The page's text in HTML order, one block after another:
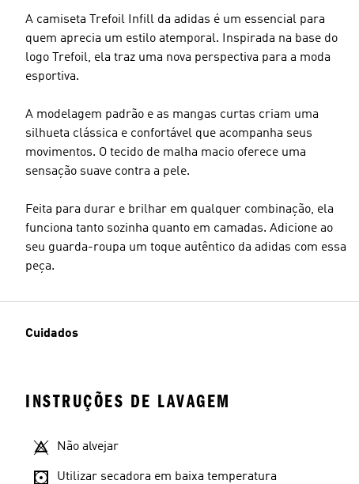
A camiseta Trefoil Infill da adidas é um essencial para
quem aprecia um estilo atemporal. Inspirada na base do
logo Trefoil, ela traz uma nova perspectiva para a moda
esportiva.
A modelagem padrão e as mangas curtas criam uma
silhueta clássica e confortável que acompanha seus
movimentos. O tecido de malha macio oferece uma
sensação suave contra a pele.
Feita para durar e brilhar em qualquer combinação, ela
funciona tanto sozinha quanto em camadas. Adicione ao
seu guarda-roupa um toque autêntico da adidas com essa
peça.
Cuidados
INSTRUÇÕES DE LAVAGEM
Não alvejar
Utilizar secadora em baixa temperatura